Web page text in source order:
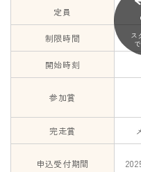
定員
制限時間
開始時刻
参加賞
完走賞
申込受付期間
ス